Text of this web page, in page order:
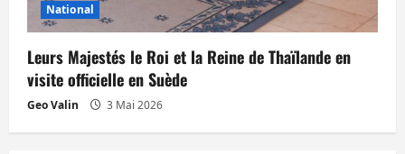
National
Leurs Majestés le Roi et la Reine de Thaïlande en
visite officielle en Suède
Geo Valin 3 Mai 2026